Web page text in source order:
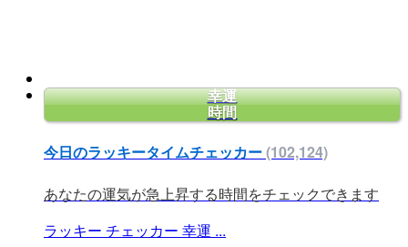
幸運
時間
今日のラッキータイムチェッカー(102,124)
あなたの運気が急上昇する時間をチェックできます
ラッキー チェッカー 幸運 ...